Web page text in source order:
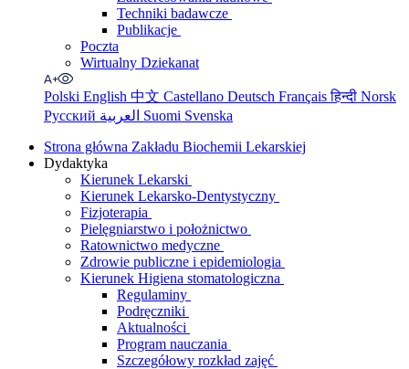
Techniki badawcze
Publikacje
Poczta
Wirtualny Dziekanat
Polski English 中文 Castellano Deutsch Françaisहिन्दी Norsk
Русский
Suomi Svenska
Strona główna Zakładu Biochemii Lekarskiej
Dydaktyka
Kierunek Lekarski
Kierunek Lekarsko-Dentystyczny
Fizjoterapia
Pielęgniarstwo i położnictwo
Ratownictwo medyczne
Zdrowie publiczne i epidemiologia
Kierunek Higiena stomatologiczna
Regulaminy
Podręczniki
Aktualności
Program nauczania
Szczegółowy rozkład zajęć